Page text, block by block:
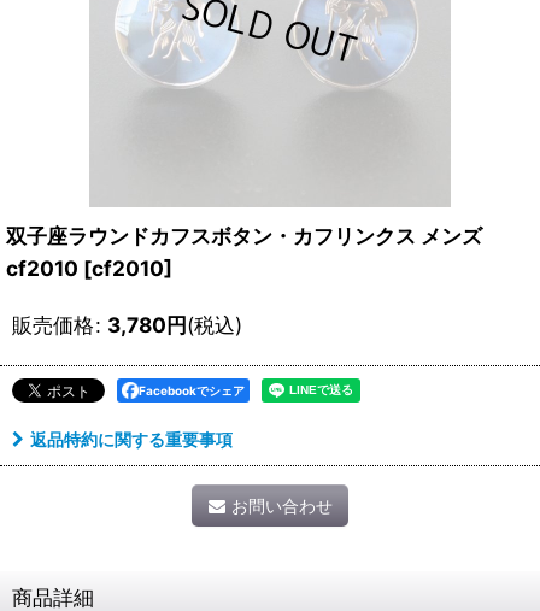
双子座ラウンドカフスボタン・カフリンクス メンズ
cf2010 [cf2010]
販売価格: 3,780円(税込)
Facebookでシェア
返品特約に関する重要事項
お問い合わせ
商品詳細